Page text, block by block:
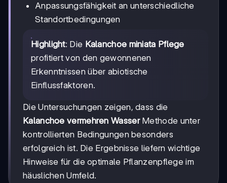
Anpassungsfähigkeit an unterschiedliche
Standortbedingungen
Highlight: Die Kalanchoe miniata Pflege
profitiert von den gewonnenen
Erkenntnissen über abiotische
Einflussfaktoren.
Die Untersuchungen zeigen, dass die
Kalanchoe vermehren WasserMethode unter
kontrollierten Bedingungen besonders
erfolgreich ist. Die Ergebnisse liefern wichtige
Hinweise für die optimale Pflanzenpflege im
häuslichen Umfeld.